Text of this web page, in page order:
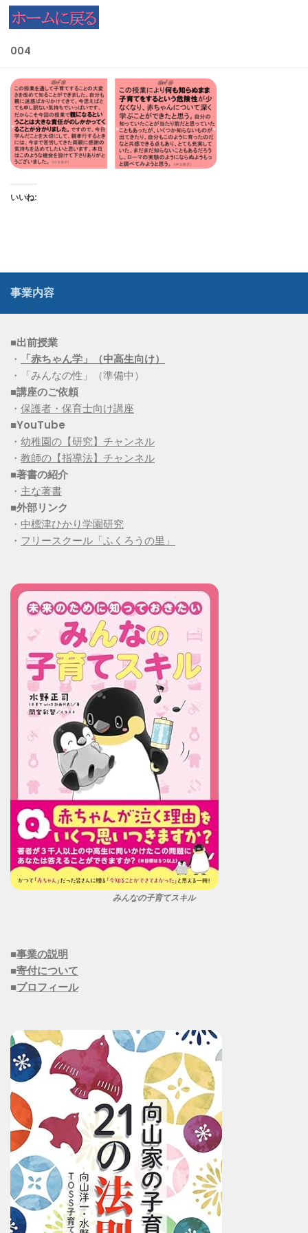
コンテンツへスキップ
004
いいね:
事業内容
■出前授業
・
「赤ちゃん学」（中高生向け）
・「みんなの性」（準備中）
■講座のご依頼
・ 保護者・保育士向け講座
■YouTube
・ 幼稚園の【研究】チャンネル
・ 教師の【指導法】チャンネル
■著書の紹介
・ 主な著書
■外部リンク
・ 中標津ひかり学園研究
・ フリースクール「ふくろうの里」
みんなの子育てスキル
■事業の説明
■寄付について
■プロフィール